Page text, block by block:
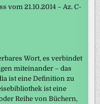
vom 21.10.2014 – Az. C-
Wort, es verbindet
miteinander – das
ist eine Definition zu
ist eine
Reihe von Büchern,